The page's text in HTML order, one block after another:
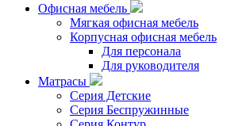
Офисная мебель
Мягкая офисная мебель
Корпусная офисная мебель
Для персонала
Для руководителя
Матрасы
Серия Детские
Серия Беспружинные